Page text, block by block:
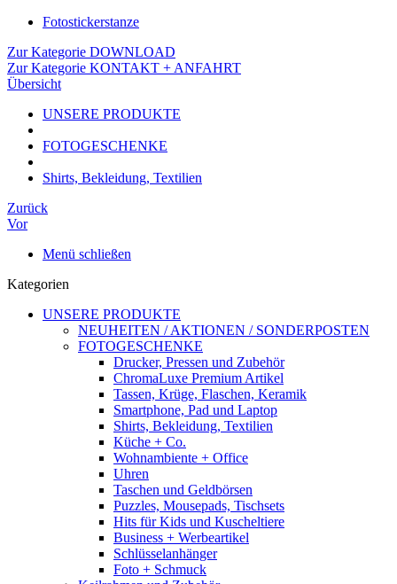
Fotostickerstanze
Zur Kategorie DOWNLOAD
Zur Kategorie KONTAKT + ANFAHRT
Übersicht
UNSERE PRODUKTE
FOTOGESCHENKE
Shirts, Bekleidung, Textilien
Zurück
Vor
Menü schließen
Kategorien
UNSERE PRODUKTE
NEUHEITEN / AKTIONEN / SONDERPOSTEN
FOTOGESCHENKE
Drucker, Pressen und Zubehör
ChromaLuxe Premium Artikel
Tassen, Krüge, Flaschen, Keramik
Smartphone, Pad und Laptop
Shirts, Bekleidung, Textilien
Küche + Co.
Wohnambiente + Office
Uhren
Taschen und Geldbörsen
Puzzles, Mousepads, Tischsets
Hits für Kids und Kuscheltiere
Business + Werbeartikel
Schlüsselanhänger
Foto + Schmuck